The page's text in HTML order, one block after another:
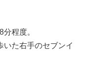
程度。
いた右手のセブンイ